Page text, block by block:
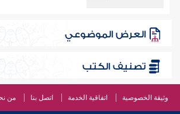
العرض الموضوعي
تصنيف الكتب
وثيقة الخصوصية اتفاقية الخدمة اتصل بنا من